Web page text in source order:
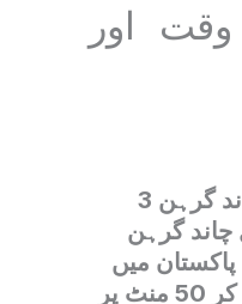
اور
کراچی سے محکمہ موسمیات نے اعلان کیا ہے کہ رواں سال کا پہلا مکمل چاند گرہن 3
گرہن
میں
اس چاند گرہن کا باقاعدہ آغاز دن ایک بج کر 44 منٹ پر ہوگا جبکہ دن 2 بج کر 50 منٹ پر